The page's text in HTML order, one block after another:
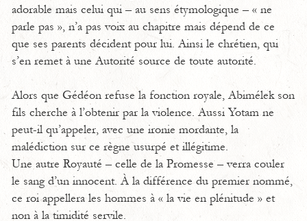
adorable mais celui qui – au sens étymologique – « ne
parle pas », n’a pas voix au chapitre mais dépend de ce
que ses parents décident pour lui. Ainsi le chrétien, qui
s’en remet à une Autorité source de toute autorité.
Alors que Gédéon refuse la fonction royale, Abimélek son
fils cherche à l’obtenir par la violence. Aussi Yotam ne
peut-il qu’appeler, avec une ironie mordante, la
malédiction sur ce règne usurpé et illégitime.
Une autre Royauté – celle de la Promesse – verra couler
le sang d’un innocent. À la différence du premier nommé,
ce roi appellera les hommes à « la vie en plénitude » et
non à la timidité servile.